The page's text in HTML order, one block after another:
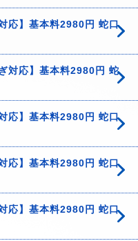
応】基本料2980円 蛇口
対応】基本料2980円 蛇
応】基本料2980円 蛇口
応】基本料2980円 蛇口
応】基本料2980円 蛇口